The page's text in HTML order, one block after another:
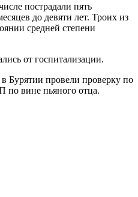
пострадали пять
до девяти лет. Троих из
средней степени
от госпитализации.
Бурятии провели проверку по
по вине пьяного отца.